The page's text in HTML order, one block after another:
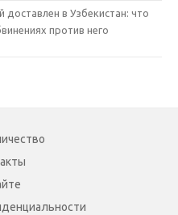
в Узбекистан: что
против него